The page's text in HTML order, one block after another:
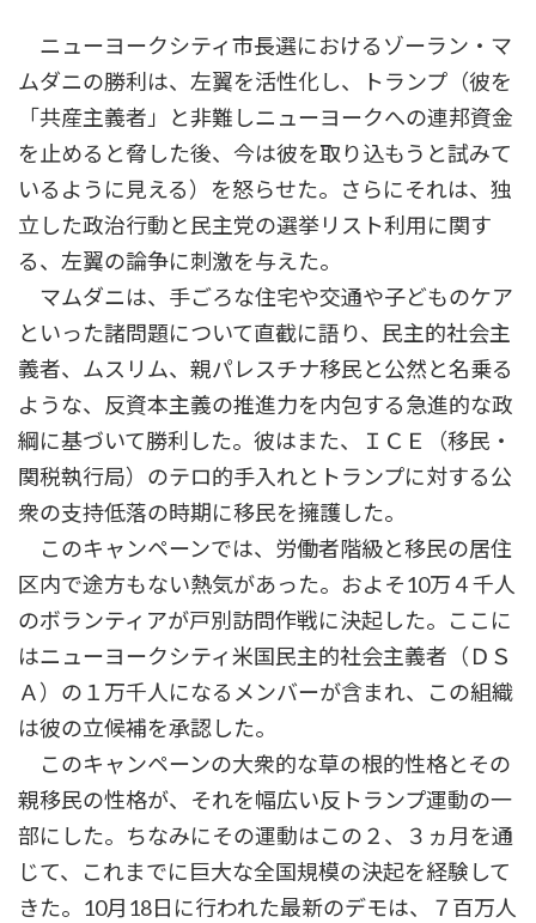
ニューヨークシティ市長選におけるゾーラン・マ
ムダニの勝利は、左翼を活性化し、トランプ（彼を
「共産主義者」と非難しニューヨークへの連邦資金
を止めると脅した後、今は彼を取り込もうと試みて
いるように見える）を怒らせた。さらにそれは、独
立した政治行動と民主党の選挙リスト利用に関す
る、左翼の論争に刺激を与えた。
マムダニは、手ごろな住宅や交通や子どものケア
といった諸問題について直截に語り、民主的社会主
義者、ムスリム、親パレスチナ移民と公然と名乗る
ような、反資本主義の推進力を内包する急進的な政
綱に基づいて勝利した。彼はまた、ＩＣＥ（移民・
関税執行局）のテロ的手入れとトランプに対する公
衆の支持低落の時期に移民を擁護した。
このキャンペーンでは、労働者階級と移民の居住
区内で途方もない熱気があった。およそ10万４千人
のボランティアが戸別訪問作戦に決起した。ここに
はニューヨークシティ米国民主的社会主義者（ＤＳ
Ａ）の１万千人になるメンバーが含まれ、この組織
は彼の立候補を承認した。
このキャンペーンの大衆的な草の根的性格とその
親移民の性格が、それを幅広い反トランプ運動の一
部にした。ちなみにその運動はこの２、３ヵ月を通
じて、これまでに巨大な全国規模の決起を経験して
きた。10月18日に行われた最新のデモは、７百万人